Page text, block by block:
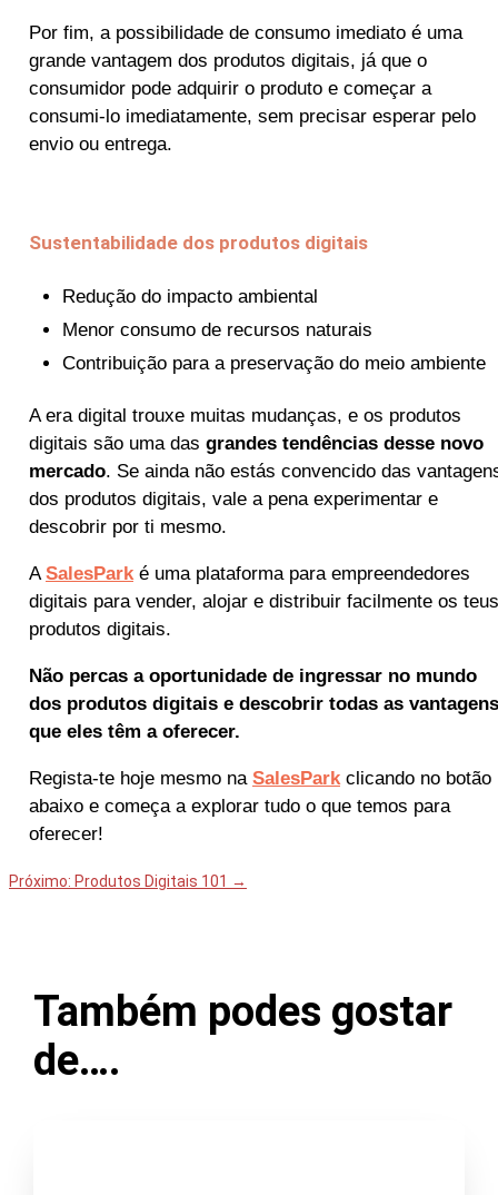
Por fim, a possibilidade de consumo imediato é uma
grande vantagem dos produtos digitais, já que o
consumidor pode adquirir o produto e começar a
consumi-lo imediatamente, sem precisar esperar pelo
envio ou entrega.
Sustentabilidade dos produtos digitais
Redução do impacto ambiental
Menor consumo de recursos naturais
Contribuição para a preservação do meio ambiente
A era digital trouxe muitas mudanças, e os produtos
digitais são uma das grandes tendências desse novo
mercado. Se ainda não estás convencido das
dos produtos digitais, vale a pena experimentar e
descobrir por ti mesmo.
ASalesParké uma plataforma para empreendedores
digitais para vender, alojar e distribuir facilmente os teus
produtos digitais.
Não percas a oportunidade de ingressar no mundo
dos produtos digitais e descobrir todas as vantagens
que eles têm a oferecer.
Regista-te hoje mesmo na SalesParkclicando no botão
abaixo e começa a explorar tudo o que temos para
oferecer!
Próximo: Produtos Digitais 101 →
Também podes gostar
de….